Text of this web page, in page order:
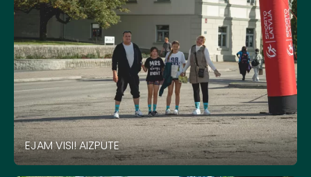
EJAM VISI! AIZPUTE